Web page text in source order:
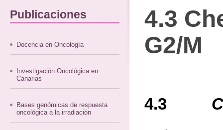
Publicaciones
Docencia en Oncología
Investigación Oncológica en
Canarias
Bases genómicas de respuesta
oncológica a la irradiación
4.3
G2/M
4.3